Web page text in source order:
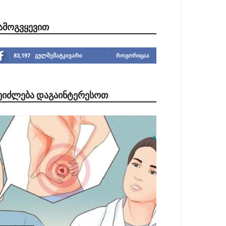
83,197 გულშემატკივარი ᲠᲝᲒᲝᲠᲘᲪᲐᲐ
ᲓᲐᲒᲐᲘᲜᲢᲔᲠᲔᲡᲝᲗ